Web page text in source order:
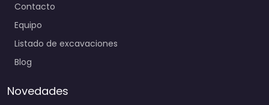
Contacto
Equipo
Listado de excavaciones
Blog
Novedades